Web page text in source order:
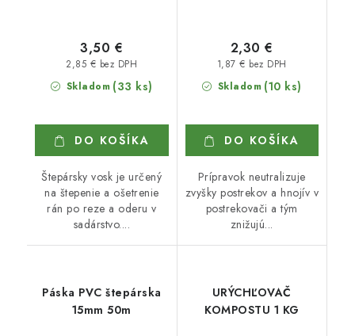
Skladom (33 ks)
2,85 € bez DPH
3,50 €
DO KOŠÍKA
Štepársky vosk je určený
na štepenie a ošetrenie
rán po reze a oderu v
sadárstvo....
Skladom (10 ks)
1,87 € bez DPH
2,30 €
DO KOŠÍKA
Prípravok neutralizuje
zvyšky postrekov a hnojív v
postrekovači a tým
znižujú...
Páska PVC štepárska
15mm 50m
URÝCHĽOVAČ
KOMPOSTU 1 KG